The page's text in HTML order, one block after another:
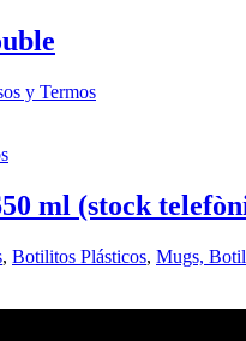
y Termos
ml (stock
, Botilitos Plásticos, Mugs,